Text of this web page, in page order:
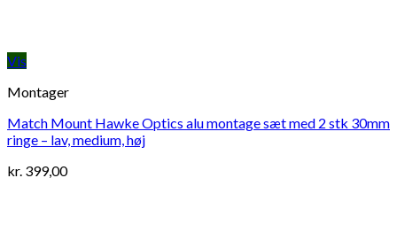
Vis
Montager
Match Mount Hawke Optics alu montage sæt med 2 stk 30mm
ringe – lav, medium, høj
kr. 399,00